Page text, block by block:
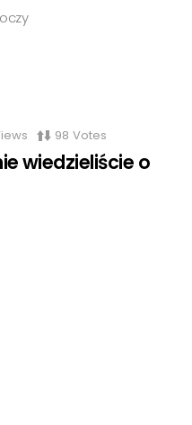
98 Votes
wiedzieliście o